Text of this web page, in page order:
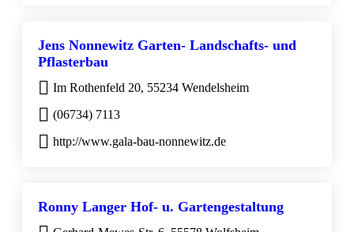
Jens Nonnewitz Garten- Landschafts- und
Pflasterbau
Im Rothenfeld 20, 55234 Wendelsheim
(06734) 7113
http://www.gala-bau-nonnewitz.de
Ronny Langer Hof- u. Gartengestaltung